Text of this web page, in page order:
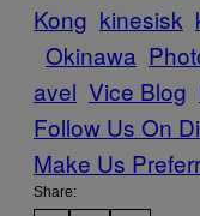
Kong kinesisk
Okinawa
avel Vice Blog
Follow Us On
Make Us
Share: